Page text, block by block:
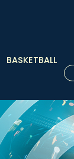
BASKETBALL